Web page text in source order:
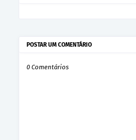
POSTAR UM COMENTÁRIO
0 Comentários